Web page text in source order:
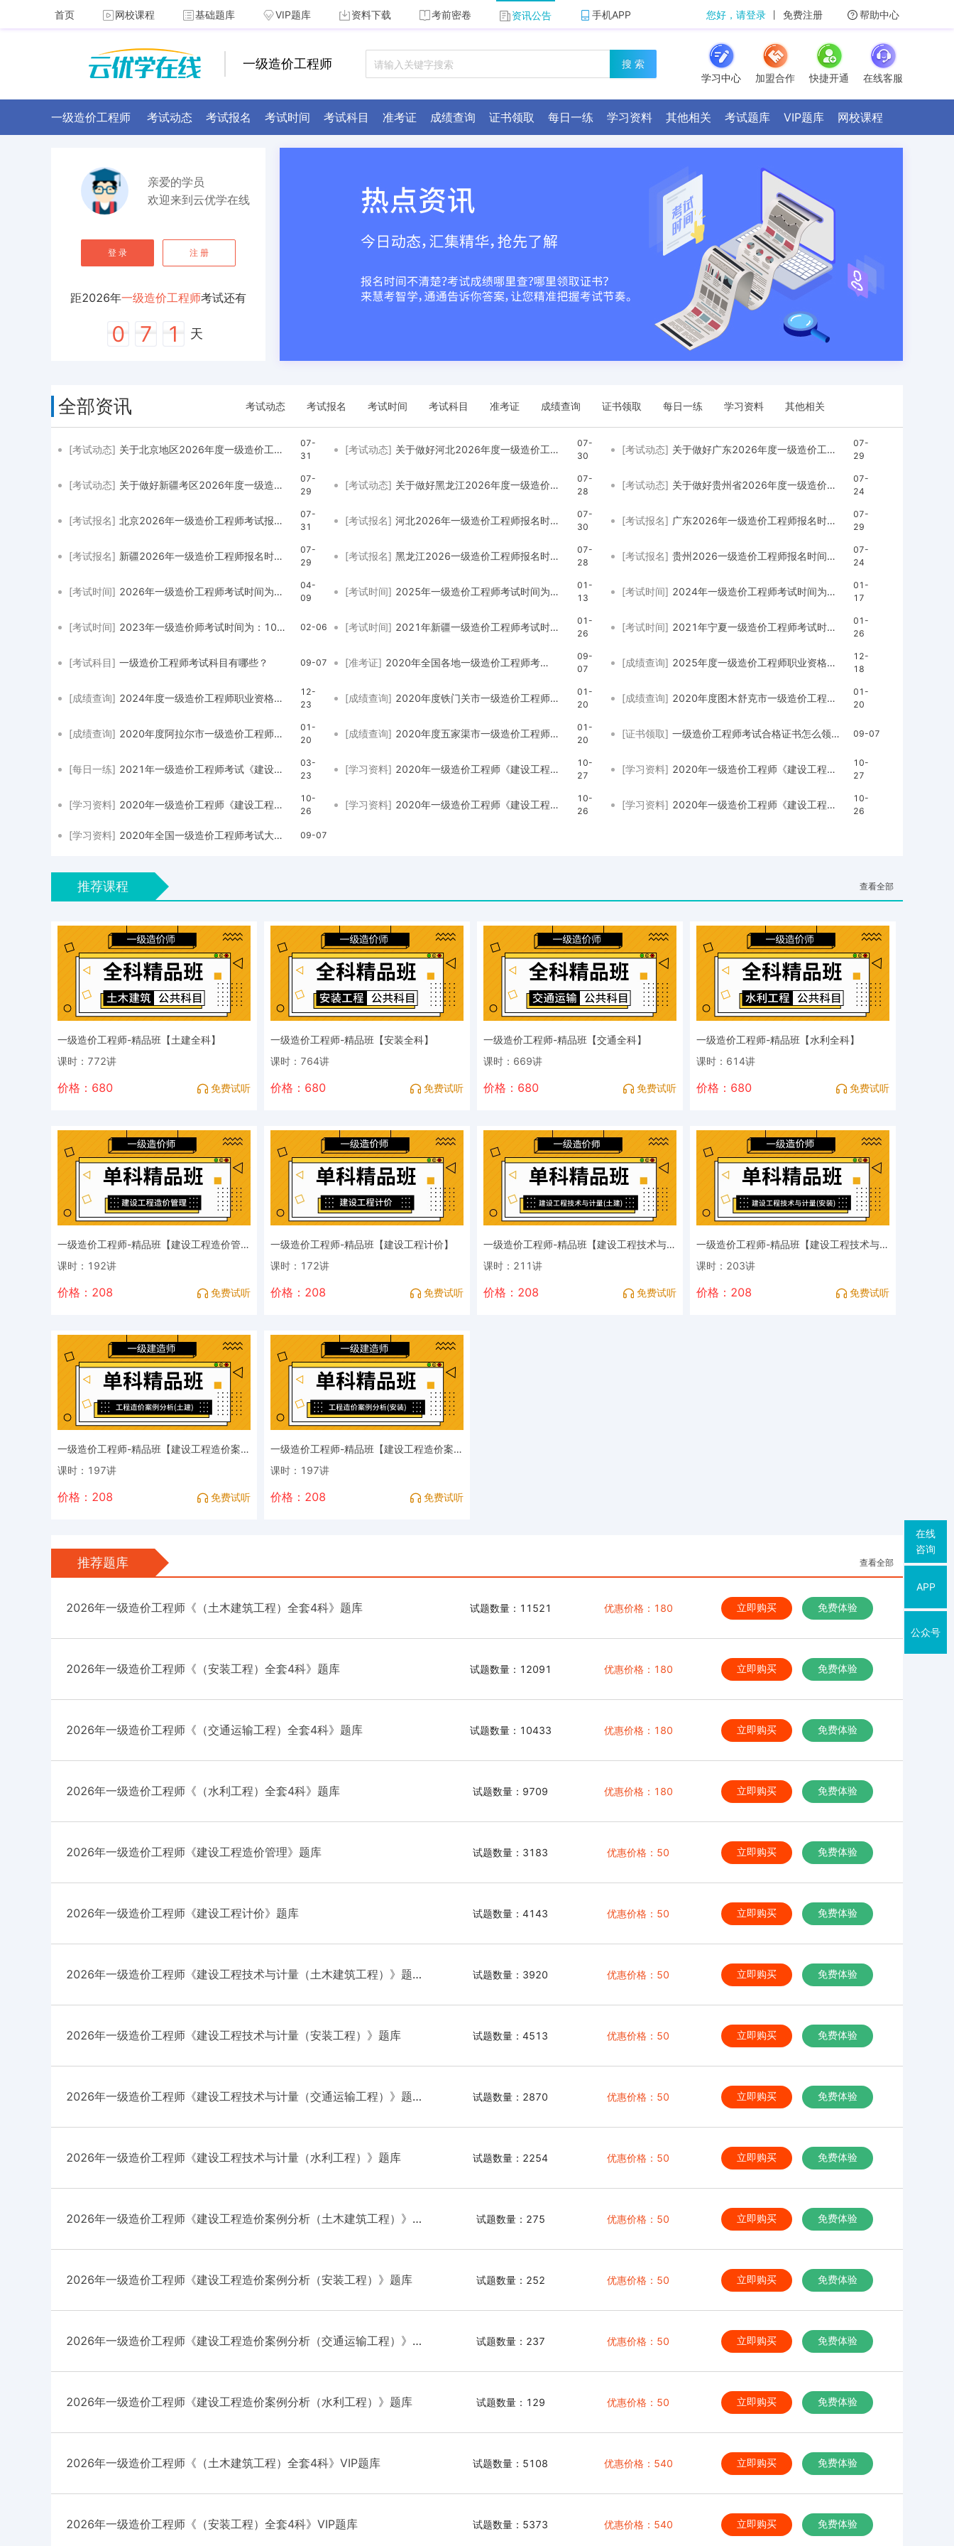
首页 网校课程 基础题库 VIP题库 资料下载 考前密卷 资讯公告 手机APP 您好，请登录 丨 免费注册 帮助中心
在线
咨询
APP
公众号
一级造价工程师
搜 索
学习中心
加盟合作 快捷开通 在线客服
一级造价工程师 考试动态 考试报名 考试时间 考试科目 准考证 成绩查询 证书领取 每日一练 学习资料 其他相关 考试题库 VIP题库 网校课程
亲爱的学员
欢迎来到云优学在线
登 录 注 册
距2026年一级造价工程师考试还有
0 7 1 天
全部资讯 考试动态 考试报名 考试时间 考试科目 准考证 成绩查询 证书领取 每日一练 学习资料 其他相关
[考试动态] 关于北京地区2026年度一级造价工程师职业资格考试工作的通知
07-
31
[考试动态] 关于做好河北2026年度一级造价工程师职业资格考试考务工作的通知
07-
30
[考试动态] 关于做好广东2026年度一级造价工程师职业资格考试报考须知
07-
29
[考试动态] 关于做好新疆考区2026年度一级造价工程师职业资格考试考务工作公告
07-
29
[考试动态] 关于做好黑龙江2026年度一级造价工程师职业资格考试考务工作的通知
07-
28
[考试动态] 关于做好贵州省2026年度一级造价工程师职业资格考试报名通知
07-
24
[考试报名] 北京2026年一级造价工程师考试报名时间是2026年8月4日至8月13日
07-
31
[考试报名] 河北2026年一级造价工程师报名时间是8月3日9时-12日17时
07-
30
[考试报名] 广东2026年一级造价工程师报名时间是2026年8月3日9:00-8月13日17:00
07-
29
[考试报名] 新疆2026年一级造价工程师报名时间是2026年8月3日11:00—8月17日18:30
07-
29
[考试报名] 黑龙江2026一级造价工程师报名时间是7月31日9:00－8月10日16:00
07-
28
[考试报名] 贵州2026一级造价工程师报名时间是7月31日9：00至8月10日17：00
07-
24
[考试时间] 2026年一级造价工程师考试时间为：10月17日、18日
04-
09
[考试时间] 2025年一级造价工程师考试时间为：10月18日、19日
01-
13
[考试时间] 2024年一级造价工程师考试时间为：10月19日、20日
01-
17
[考试时间] 2023年一级造价师考试时间为：10月28、29日 02-06 [考试时间] 2021年新疆一级造价工程师考试时间确定为10月30日、31日
01-
26
[考试时间] 2021年宁夏一级造价工程师考试时间确定为10月30日、31日
01-
26
[考试科目] 一级造价工程师考试科目有哪些？ 09-07 [准考证] 2020年全国各地一级造价工程师考试准考证打印时间及打印入口汇总
09-
07
[成绩查询] 2025年度一级造价工程师职业资格考试成绩已公布
12-
18
[成绩查询] 2024年度一级造价工程师职业资格考试成绩已公布
12-
23
[成绩查询] 2020年度铁门关市一级造价工程师职业资格考试合格标准
01-
20
[成绩查询] 2020年度图木舒克市一级造价工程师职业资格考试合格标准
01-
20
[成绩查询] 2020年度阿拉尔市一级造价工程师职业资格考试合格标准
01-
20
[成绩查询] 2020年度五家渠市一级造价工程师职业资格考试合格标准
01-
20
[证书领取] 一级造价工程师考试合格证书怎么领取？ 09-07
[每日一练] 2021年一级造价工程师考试《建设工程技术与计量（水利工程）》每日一练试题（03.23）
03-
23
[学习资料] 2020年一级造价工程师《建设工程技术与计量（交通）》真题及答案
10-
27
[学习资料] 2020年一级造价工程师《建设工程技术与计量（安装）》真题及答案解析
10-
27
[学习资料] 2020年一级造价工程师《建设工程技术与计量（土建）》真题及答案解析（完整版）
10-
26
[学习资料] 2020年一级造价工程师《建设工程计价》真题及答案解析（完整版）
10-
26
[学习资料] 2020年一级造价工程师《建设工程造价管理》真题及答案解析（完整版）
10-
26
[学习资料] 2020年全国一级造价工程师考试大纲已经发布 09-07
推荐课程 查看全部
一级造价工程师-精品班【土建全科】
课时：772讲
价格：680 免费试听
一级造价工程师-精品班【安装全科】
课时：764讲
价格：680 免费试听
一级造价工程师-精品班【交通全科】
课时：669讲
价格：680 免费试听
一级造价工程师-精品班【水利全科】
课时：614讲
价格：680 免费试听
一级造价工程师-精品班【建设工程造价管理】
课时：192讲
价格：208 免费试听
一级造价工程师-精品班【建设工程计价】
课时：172讲
价格：208 免费试听
一级造价工程师-精品班【建设工程技术与计量（土木建筑工程）】
课时：211讲
价格：208 免费试听
一级造价工程师-精品班【建设工程技术与计量（安装工程）】
课时：203讲
价格：208 免费试听
一级造价工程师-精品班【建设工程造价案例分析（土木建筑工程）】
课时：197讲
价格：208 免费试听
一级造价工程师-精品班【建设工程造价案例分析（安装工程）】
课时：197讲
价格：208 免费试听
推荐题库 查看全部
2026年一级造价工程师《（土木建筑工程）全套4科》题库 试题数量：11521 优惠价格：180 立即购买 免费体验
2026年一级造价工程师《（安装工程）全套4科》题库 试题数量：12091 优惠价格：180 立即购买 免费体验
2026年一级造价工程师《（交通运输工程）全套4科》题库 试题数量：10433 优惠价格：180 立即购买 免费体验
2026年一级造价工程师《（水利工程）全套4科》题库 试题数量：9709 优惠价格：180 立即购买 免费体验
2026年一级造价工程师《建设工程造价管理》题库 试题数量：3183 优惠价格：50 立即购买 免费体验
2026年一级造价工程师《建设工程计价》题库 试题数量：4143 优惠价格：50 立即购买 免费体验
2026年一级造价工程师《建设工程技术与计量（土木建筑工程）》题
试题数量：3920 优惠价格：50 立即购买 免费体验
2026年一级造价工程师《建设工程技术与计量（安装工程）》题库 试题数量：4513 优惠价格：50 立即购买 免费体验
2026年一级造价工程师《建设工程技术与计量（交通运输工程）》题
试题数量：2870 优惠价格：50 立即购买 免费体验
2026年一级造价工程师《建设工程技术与计量（水利工程）》题库 试题数量：2254 优惠价格：50 立即购买 免费体验
2026年一级造价工程师《建设工程造价案例分析（土木建筑工程）》
试题数量：275 优惠价格：50 立即购买 免费体验
2026年一级造价工程师《建设工程造价案例分析（安装工程）》题库 试题数量：252 优惠价格：50 立即购买 免费体验
2026年一级造价工程师《建设工程造价案例分析（交通运输工程）》
试题数量：237 优惠价格：50 立即购买 免费体验
2026年一级造价工程师《建设工程造价案例分析（水利工程）》题库 试题数量：129 优惠价格：50 立即购买 免费体验
2026年一级造价工程师《（土木建筑工程）全套4科》VIP题库 试题数量：5108 优惠价格：540 立即购买 免费体验
2026年一级造价工程师《（安装工程）全套4科》VIP题库 试题数量：5373 优惠价格：540 立即购买 免费体验